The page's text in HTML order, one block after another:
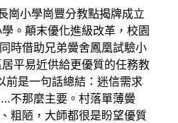
崗小學崗豐分教點揭牌成立
。顛末優化進級改革，校園
時借助兄弟黌舍鳳凰試驗小
平易近供給更優質的任務教
前是一句話總結：迷信需求
不那麼主要。村落單薄黌
粗陋，大師都很是盼望優質